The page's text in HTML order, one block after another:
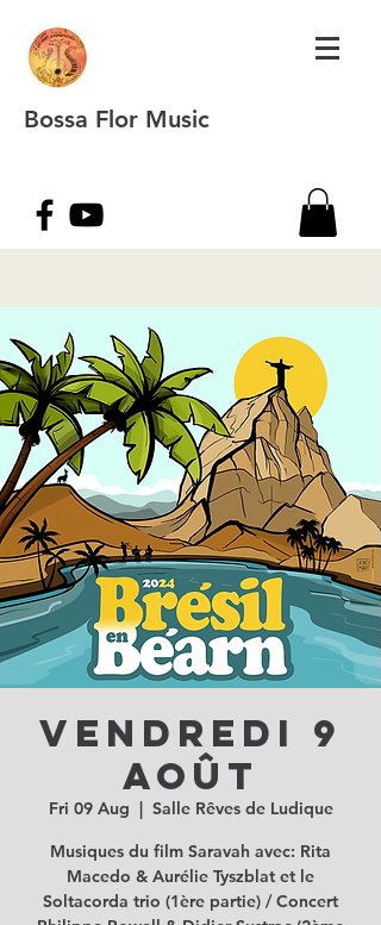
Bossa Flor Music
Vendredi 9
août
Fri 09 Aug
  |
Salle Rêves de Ludique
Musiques du film Saravah avec: Rita
Macedo & Aurélie Tyszblat et le
Soltacorda trio (1ère partie) / Concert